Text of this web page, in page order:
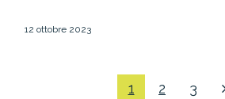
12 ottobre 2023
1 2 3